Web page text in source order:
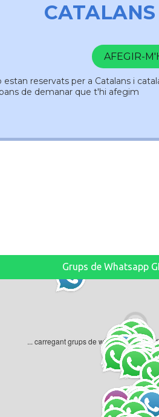
AFEGIR-
reservats per a Catalans i
de demanar que t'hi afegim
Grups de Whatsapp
... carregant grups de whatsapp